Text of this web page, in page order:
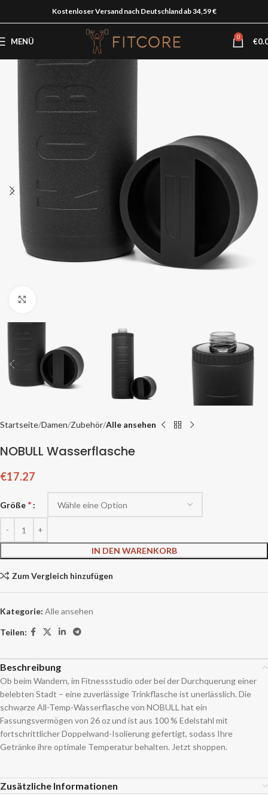
Kostenloser Versand nach Deutschland ab 34,59 €
MENÜ 0 €
Startseite Damen Zubehör Alle ansehen
NOBULL Wasserflasche
€17.27
Größe *
IN DEN WARENKORB
Zum Vergleich hinzufügen
Kategorie: Alle ansehen
Teilen:
Beschreibung
Ob beim Wandern, im Fitnessstudio oder bei der Durchquerung einer
belebten Stadt – eine zuverlässige Trinkflasche ist unerlässlich. Die
schwarze All-Temp-Wasserflasche von NOBULL hat ein
Fassungsvermögen von 26 oz und ist aus 100 % Edelstahl mit
fortschrittlicher Doppelwand-Isolierung gefertigt, sodass Ihre
Getränke ihre optimale Temperatur behalten. Jetzt shoppen.
Zusätzliche Informationen